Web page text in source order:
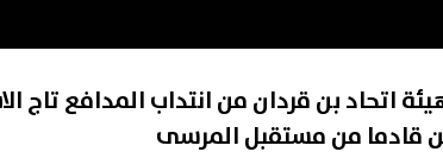
اتحاد بن قردان من انتداب المدافع تاج
قادما من مستقبل المرسى